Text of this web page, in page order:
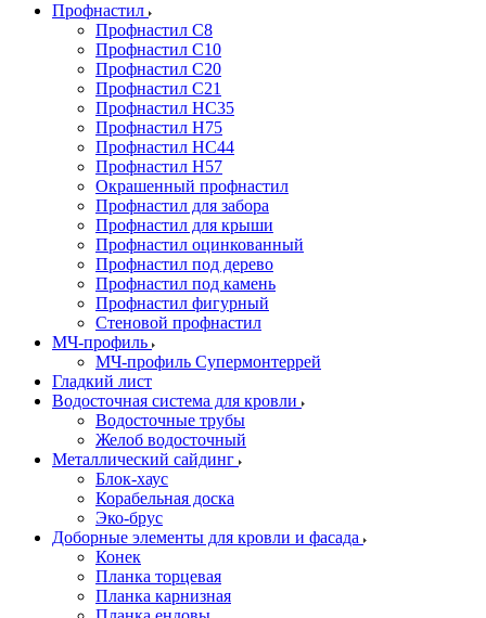
Профнастил
Профнастил С8
Профнастил С10
Профнастил С20
Профнастил С21
Профнастил НС35
Профнастил Н75
Профнастил HC44
Профнастил Н57
Окрашенный профнастил
Профнастил для забора
Профнастил для крыши
Профнастил оцинкованный
Профнастил под дерево
Профнастил под камень
Профнастил фигурный
Стеновой профнастил
МЧ-профиль
МЧ-профиль Супермонтеррей
Гладкий лист
Водосточная система для кровли
Водосточные трубы
Желоб водосточный
Металлический сайдинг
Блок-хаус
Корабельная доска
Эко-брус
Доборные элементы для кровли и фасада
Конек
Планка торцевая
Планка карнизная